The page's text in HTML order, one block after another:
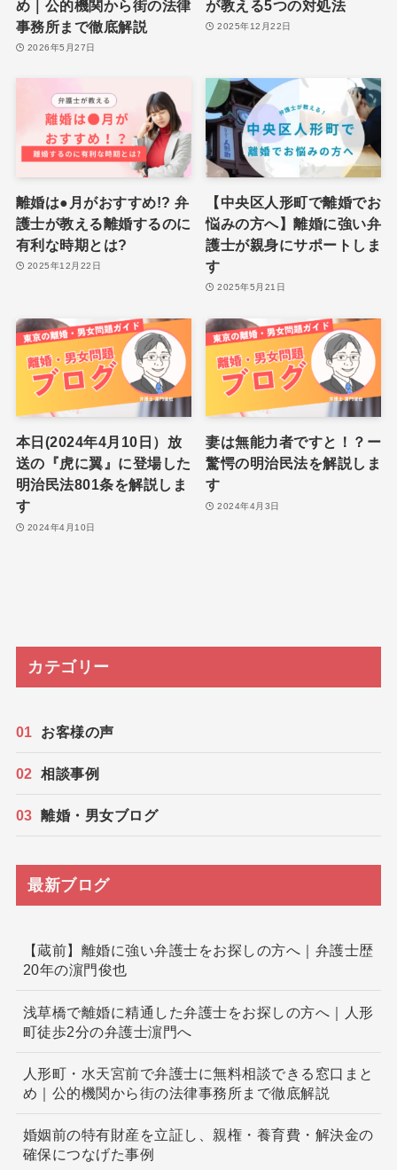
め｜公的機関から街の法律
事務所まで徹底解説
2026年5月27日
が教える5つの対処法
2025年12月22日
離婚は●月がおすすめ!? 弁
護士が教える離婚するのに
有利な時期とは?
2025年12月22日
【中央区人形町で離婚でお
悩みの方へ】離婚に強い弁
護士が親身にサポートしま
す
2025年5月21日
本日(2024年4月10日）放
送の『虎に翼』に登場した
明治民法801条を解説しま
す
2024年4月10日
妻は無能力者ですと！？ー
驚愕の明治民法を解説しま
す
2024年4月3日
カテゴリー
お客様の声
相談事例
離婚・男女ブログ
最新ブログ
【蔵前】離婚に強い弁護士をお探しの方へ｜弁護士歴
20年の濵門俊也
浅草橋で離婚に精通した弁護士をお探しの方へ｜人形
町徒歩2分の弁護士濵門へ
人形町・水天宮前で弁護士に無料相談できる窓口まと
め｜公的機関から街の法律事務所まで徹底解説
婚姻前の特有財産を立証し、親権・養育費・解決金の
確保につなげた事例